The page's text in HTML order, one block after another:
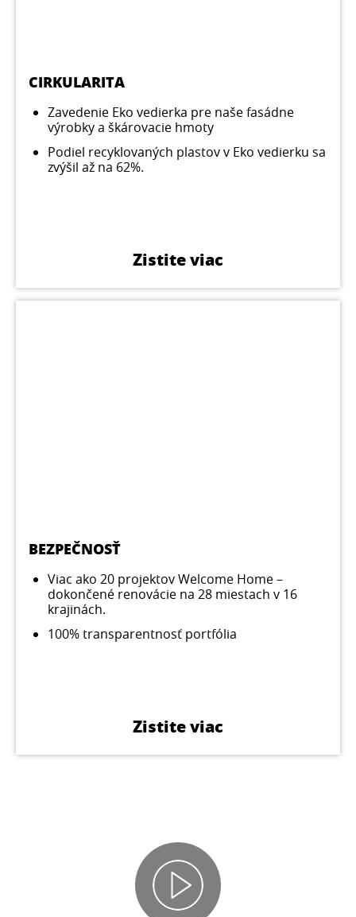
CIRKULARITA
Zavedenie Eko vedierka pre naše fasádne
výrobky a škárovacie hmoty
Podiel recyklovaných plastov v Eko vedierku sa
zvýšil až na 62%.
Zistite viac
BEZPEČNOSŤ
Viac ako 20 projektov Welcome Home –
dokončené renovácie na 28 miestach v 16
krajinách.
100% transparentnosť portfólia
Zistite viac